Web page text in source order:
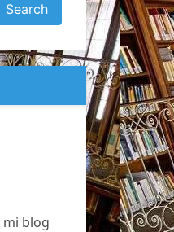
mi blog